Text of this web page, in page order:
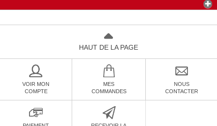
HAUT DE LA PAGE
VOIR MON
COMPTE
MES
COMMANDES
NOUS
CONTACTER